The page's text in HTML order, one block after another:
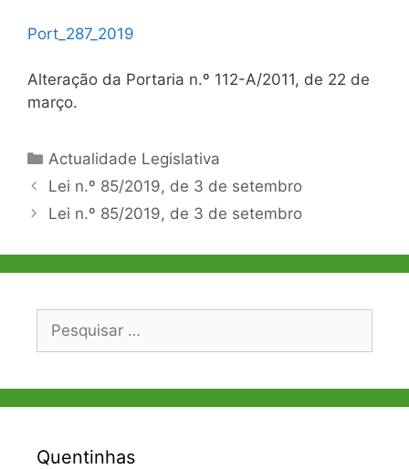
Port_287_2019
Alteração da Portaria n.º 112-A/2011, de 22 de
março.
Categorias
Actualidade Legislativa
Navegação
de
Lei n.º 85/2019, de 3 de setembro
Lei n.º 85/2019, de 3 de setembro
Pesquisar
Quentinhas